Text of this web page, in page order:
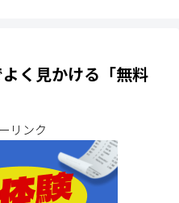
よく見かける「無料
リンク